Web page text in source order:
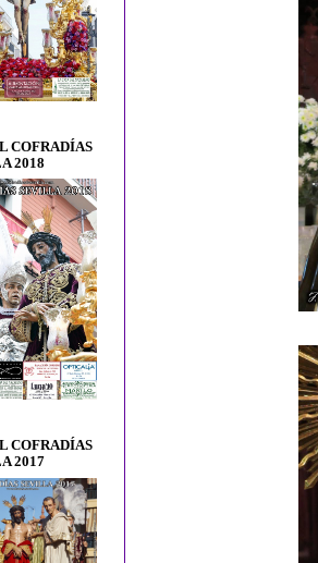
COFRADÍAS
2018
COFRADÍAS
2017